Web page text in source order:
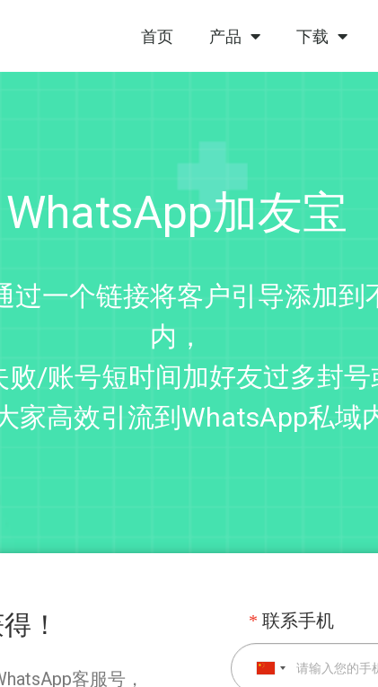
首页 产品 下载
WhatsApp加友宝
过一个链接将客户引导添加
内，
/账号短时间加好友过多封
家高效引流到WhatsApp私域
！
客服号，
* 联系手机